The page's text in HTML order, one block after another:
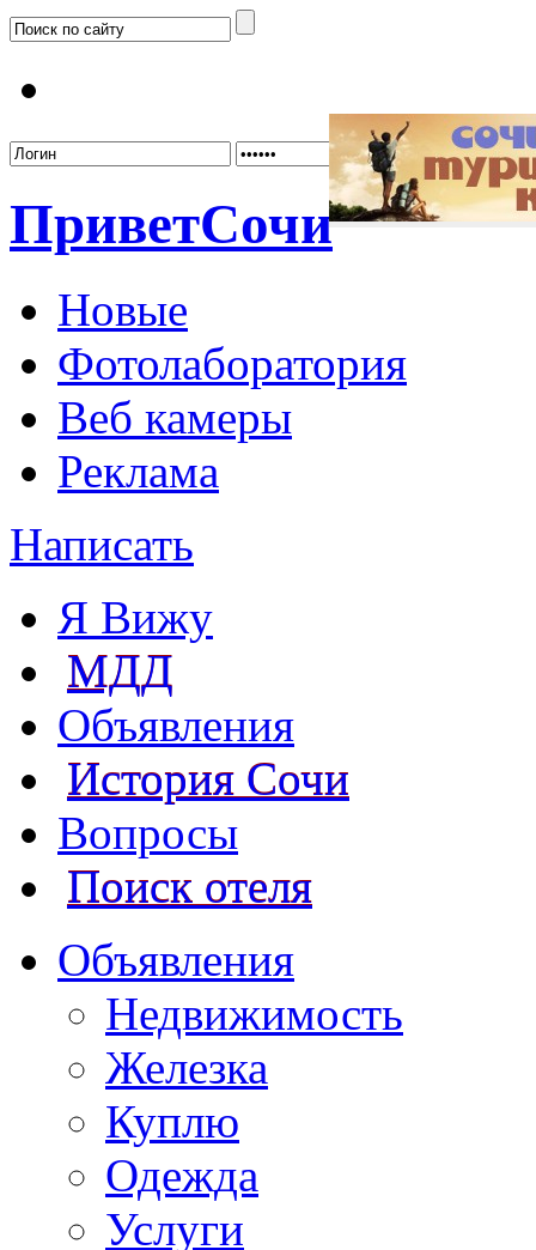
ПриветСочи
Новые
Фотолаборатория
Веб камеры
Реклама
Написать
Я Вижу
МДД
Объявления
История Сочи
Вопросы
Поиск отеля
Объявления
Недвижимость
Железка
Куплю
Одежда
Услуги